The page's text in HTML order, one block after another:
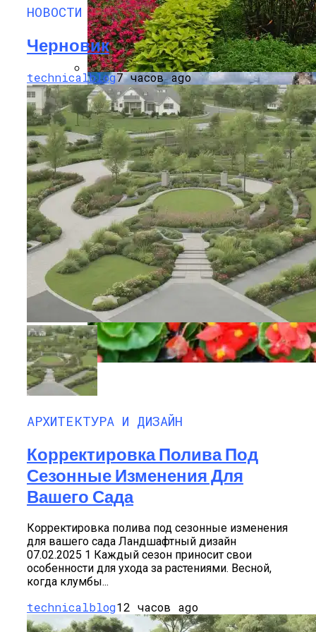
Как Избежать Ошибок При Сборке
Мебели Из ЛДСП
Папоротники Для Сада — Зелёный
Стиль И Уют
Великая Китайская Стена — Великое
Достояние Мировой Культуры
Гёреме – Национальный Парк Церквей
Цветочные Композиции Для Сада:
Идеи И Вдохновение
Бегонии: Красота И Нежность В Вашем
Саду
НОВОСТИ
Черновик
technicalblog7 часов ago
АРХИТЕКТУРА И ДИЗАЙН
Корректировка Полива Под
Сезонные Изменения Для
Вашего Сада
Корректировка полива под сезонные изменения
для вашего сада Ландшафтный дизайн
07.02.2025 1 Каждый сезон приносит свои
особенности для ухода за растениями. Весной,
когда клумбы...
technicalblog12 часов ago